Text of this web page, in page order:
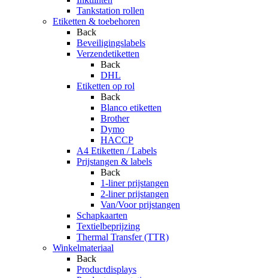
Tankstation rollen
Etiketten & toebehoren
Back
Beveiligingslabels
Verzendetiketten
Back
DHL
Etiketten op rol
Back
Blanco etiketten
Brother
Dymo
HACCP
A4 Etiketten / Labels
Prijstangen & labels
Back
1-liner prijstangen
2-liner prijstangen
Van/Voor prijstangen
Schapkaarten
Textielbeprijzing
Thermal Transfer (TTR)
Winkelmateriaal
Back
Productdisplays